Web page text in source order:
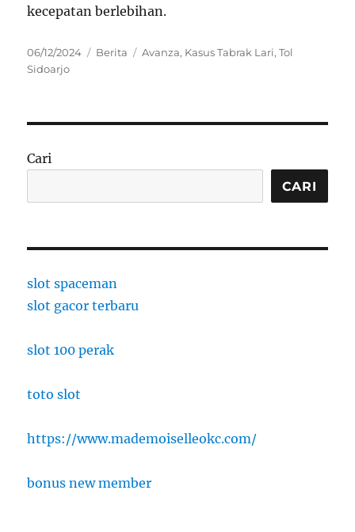
kecepatan berlebihan.
Posted
on
06/12/2024 Categories
Berita Tags
Avanza, Kasus Tabrak Lari,Tol
Sidoarjo
Cari
CARI
slot spaceman
slot gacor terbaru
slot 100 perak
toto slot
https://www.mademoiselleokc.com/
bonus new member